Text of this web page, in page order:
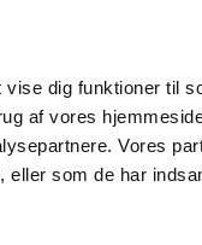
dig funktioner til
af vores
Vores
eller som de har
Om os Kontakt
Apoteker og salg af